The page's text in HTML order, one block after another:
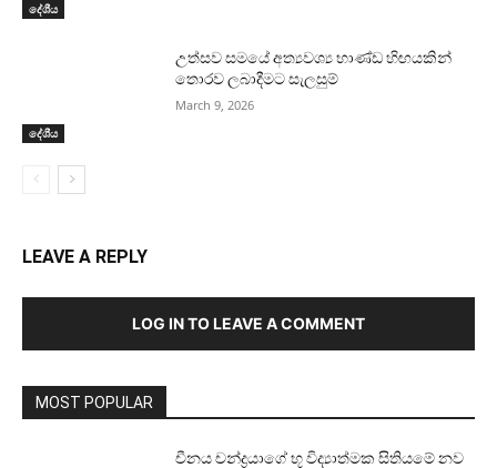
දේශීය
දේශීය
උත්සව සමයේ අත්‍යවශ්‍ය භාණ්ඩ හිඟයකින්
තොරව ලබාදීමට සැලසුම්
March 9, 2026
LEAVE A REPLY
LOG IN TO LEAVE A COMMENT
MOST POPULAR
චීනය චන්ද්‍රයාගේ භූ විද්‍යාත්මක සිතියමේ නව